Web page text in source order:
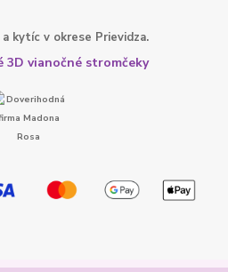
kytíc v okrese Prievidza.
3D vianočné stromčeky